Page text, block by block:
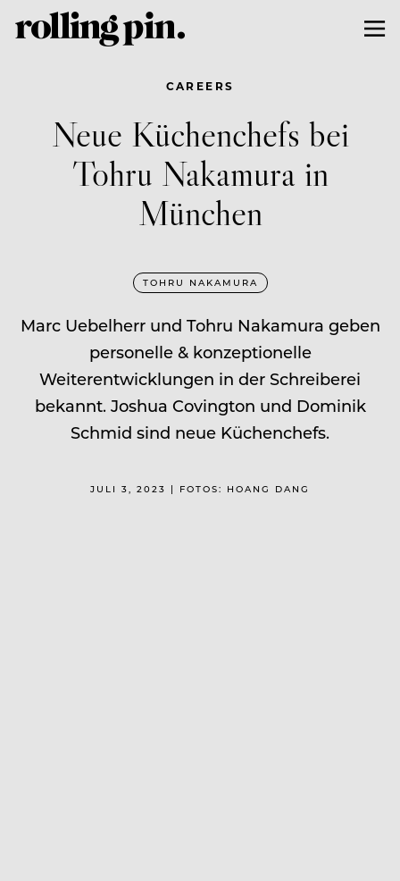
CAREERS
Neue Küchenchefs bei
Tohru Nakamura in
München
TOHRU NAKAMURA
Marc Uebelherr und Tohru Nakamura geben
personelle & konzeptionelle
Weiterentwicklungen in der Schreiberei
bekannt. Joshua Covington und Dominik
Schmid sind neue Küchenchefs.
JULI 3, 2023 | FOTOS: HOANG DANG